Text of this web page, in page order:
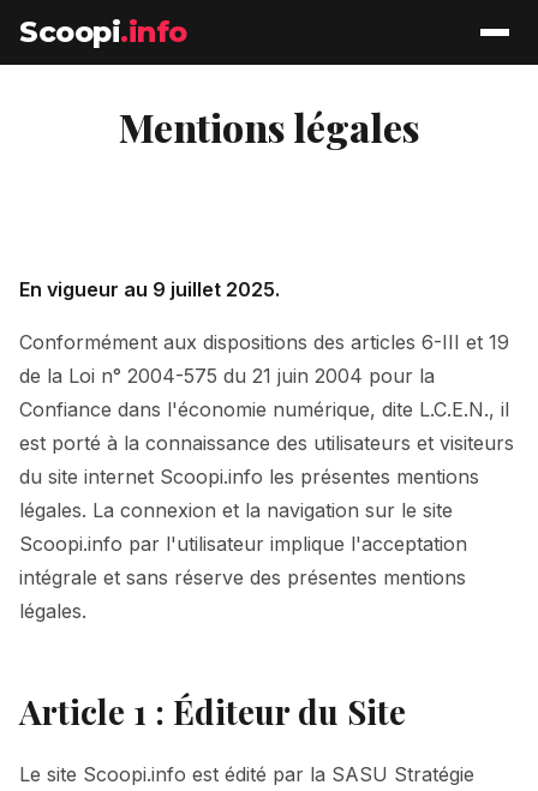
Scoopi.info
Mentions légales
En vigueur au 9 juillet 2025.
Conformément aux dispositions des articles 6-III et 19
de la Loi n° 2004-575 du 21 juin 2004 pour la
Confiance dans l'économie numérique, dite L.C.E.N., il
est porté à la connaissance des utilisateurs et visiteurs
du site internet Scoopi.info les présentes mentions
légales. La connexion et la navigation sur le site
Scoopi.info par l'utilisateur implique l'acceptation
intégrale et sans réserve des présentes mentions
légales.
Article 1 : Éditeur du Site
Le site Scoopi.info est édité par la SASU Stratégie